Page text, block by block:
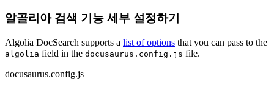
알골리아 검색 기능 세부 설정하기
Algolia DocSearch supports a list of options that you can pass to the
algolia field in the docusaurus.config.js file.
docusaurus.config.js